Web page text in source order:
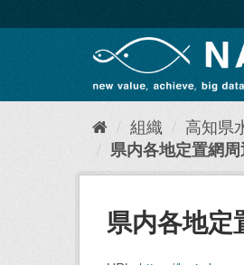
キ
て
組織 高知県
県内各地定置網
県内各地定